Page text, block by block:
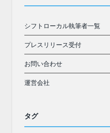
シフトローカル執筆者一覧
プレスリリース受付
お問い合わせ
運営会社
タグ